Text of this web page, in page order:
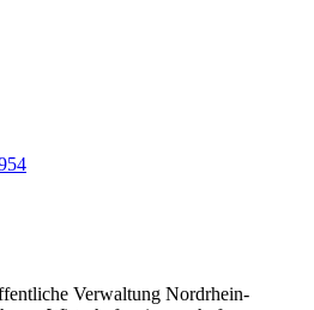
Verwaltung Nordrhein-